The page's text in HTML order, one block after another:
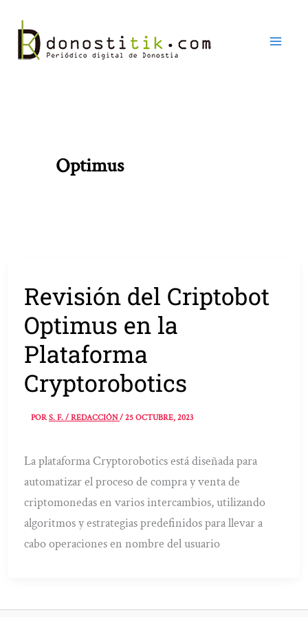
contenido
Optimus
Revisión del Criptobot
Optimus en la
Plataforma
Cryptorobotics
PORS. F. / REDACCIÓN/25 OCTUBRE, 2023
La plataforma Cryptorobotics está diseñada para
automatizar el proceso de compra y venta de
criptomonedas en varios intercambios, utilizando
algoritmos y estrategias predefinidos para llevar a
cabo operaciones en nombre del usuario